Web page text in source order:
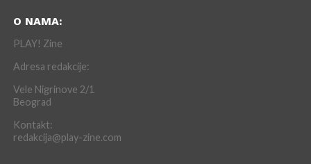
O NAMA:
PLAY! Zine
Adresa redakcije:
Vele Nigrinove 2/1
Beograd
Kontakt:
redakcija@play-zine.com